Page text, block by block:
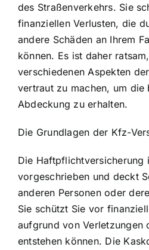
des Straßenverkehrs. Sie
finanziellen Verlusten, die
andere Schäden an Ihrem
können. Es ist daher
verschiedenen Aspekten
vertraut zu machen, um die
Abdeckung zu erhalten.
Die Grundlagen der Kfz-
Die Haftpflichtversicherung
vorgeschrieben und deckt
anderen Personen oder
Sie schützt Sie vor
aufgrund von Verletzungen
entstehen können. Die